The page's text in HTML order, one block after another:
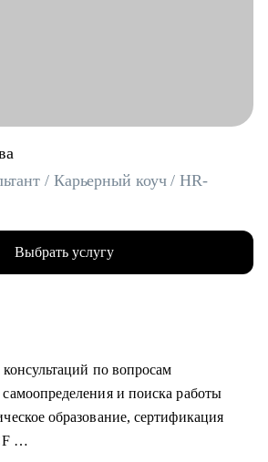
/ Карьерный коуч / HR-
Выбрать услугу
по вопросам
и поиска работы
образование, сертификация